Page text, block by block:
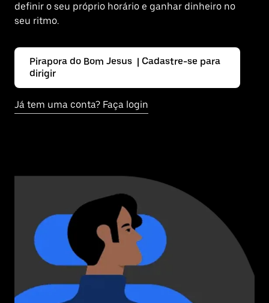
definir o seu próprio horário e ganhar dinheiro no
seu ritmo.
Pirapora do Bom Jesus | Cadastre-se para
dirigir
Já tem uma conta? Faça login